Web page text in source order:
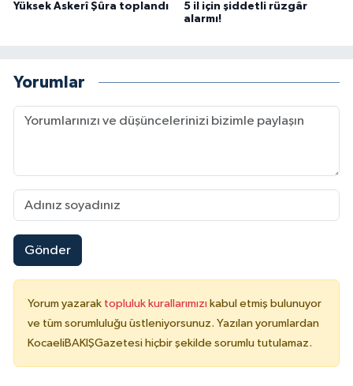
Yüksek Askerî Şûra toplandı
5 il için şiddetli rüzgâr
alarmı!
Yorumlar
Gönder
Yorum yazarak topluluk kurallarımızı kabul etmiş bulunuyor
ve tüm sorumluluğu üstleniyorsunuz. Yazılan yorumlardan
KocaeliBAKIŞGazetesi hiçbir şekilde sorumlu tutulamaz.